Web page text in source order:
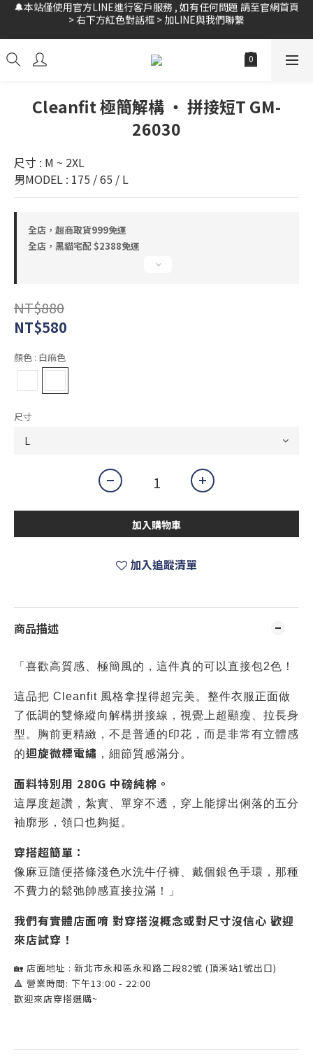
🚛全館 滿$999 超商免運 // 黑貓宅配 $2388 免運 // 新會員領$10購
物金
> 右下方紅色對話框 > 加LINE與我們聯繫
🚛全館 滿$999 超商免運 // 黑貓宅配 $2388 免運 // 新會員領$10購
Cleanfit 極簡解構 ‧ 拼接短T GM-
26030
尺寸 : M ~ 2XL
男MODEL : 175 / 65 / L
全店，超商取貨999免運
全店，黑貓宅配 $2388免運
NT$880
NT$580
顏色 : 白麻色
尺寸
加入購物車
加入追蹤清單
商品描述
「喜歡高質感、極簡風的，這件真的可以直接包2色！
這品把 Cleanfit 風格拿捏得超完美。整件衣服正面做
了低調的雙條縱向解構拼接線，視覺上超顯瘦、拉長身
型。胸前更精緻，不是普通的印花，而是非常有立體感
的迴旋微標電繡 ，細節質感滿分。
面料特別用 280G 中磅純棉。
這厚度超讚，紮實、單穿不透，穿上能撐出俐落的五分
袖廓形，領口也夠挺。
穿搭超簡單：
像麻豆隨便搭條淺色水洗牛仔褲、戴個銀色手環，那種
不費力的鬆弛帥感直接拉滿！」
我們有實體店面唷 對穿搭沒概念或對尺寸沒信心 歡迎
來店試穿！
🏡 店面地址 : 新北市永和區永和路二段82號 (頂溪站1號出口)
🔺 營業時間: 下午13:00 - 22:00
歡迎來店穿搭選購~